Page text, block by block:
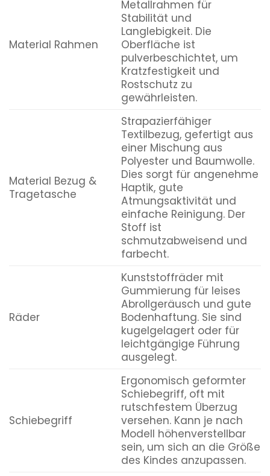
Material Rahmen
Metallrahmen für
Stabilität und
Langlebigkeit. Die
Oberfläche ist
pulverbeschichtet, um
Kratzfestigkeit und
Rostschutz zu
gewährleisten.
Material Bezug &
Tragetasche
Strapazierfähiger
Textilbezug, gefertigt aus
einer Mischung aus
Polyester und Baumwolle.
Dies sorgt für angenehme
Haptik, gute
Atmungsaktivität und
einfache Reinigung. Der
Stoff ist
schmutzabweisend und
farbecht.
Räder
Kunststoffräder mit
Gummierung für leises
Abrollgeräusch und gute
Bodenhaftung. Sie sind
kugelgelagert oder für
leichtgängige Führung
ausgelegt.
Schiebegriff
Ergonomisch geformter
Schiebegriff, oft mit
rutschfestem Überzug
versehen. Kann je nach
Modell höhenverstellbar
sein, um sich an die Größe
des Kindes anzupassen.